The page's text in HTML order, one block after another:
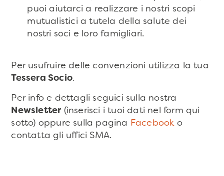
puoi aiutarci a realizzare i nostri scopi
mutualistici a tutela della salute dei
nostri soci e loro famigliari.
Per usufruire delle convenzioni utilizza la tua
Tessera Socio.
Per info e dettagli seguici sulla nostra
Newsletter (inserisci i tuoi dati nel form qui
sotto) oppure sulla pagina Facebooko
contatta gli uffici SMA.